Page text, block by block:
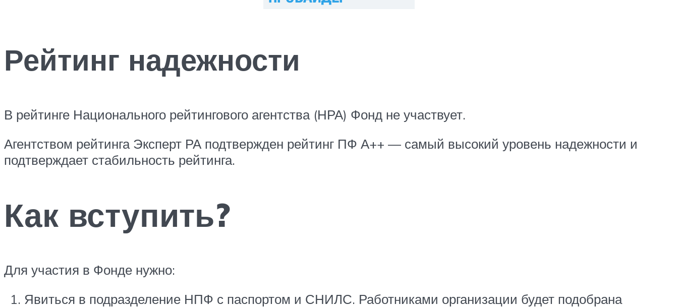
Рейтинг надежности
В рейтинге Национального рейтингового агентства (НРА) Фонд не участвует.
Агентством рейтинга Эксперт РА подтвержден рейтинг ПФ А++ — самый высокий уровень надежности и
подтверждает стабильность рейтинга.
Как вступить?
Для участия в Фонде нужно:
Явиться в подразделение НПФ с паспортом и СНИЛС. Работниками организации будет подобрана